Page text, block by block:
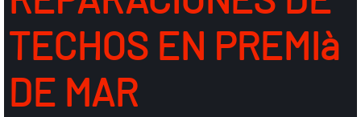
TECHOS EN PREMIà
DE MAR